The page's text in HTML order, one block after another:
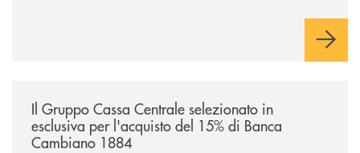
comuni e sulla prossimità ai territori, per ampliare l’offerta e
Il Gruppo Cassa Centrale selezionato in
esclusiva per l'acquisto del 15% di Banca
Cambiano 1884